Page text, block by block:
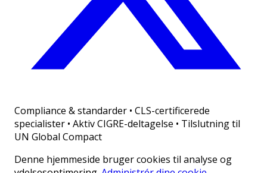
Compliance & standarder • CLS-certificerede
specialister • Aktiv CIGRE-deltagelse • Tilslutning til
UN Global Compact
Denne hjemmeside bruger cookies til analyse og